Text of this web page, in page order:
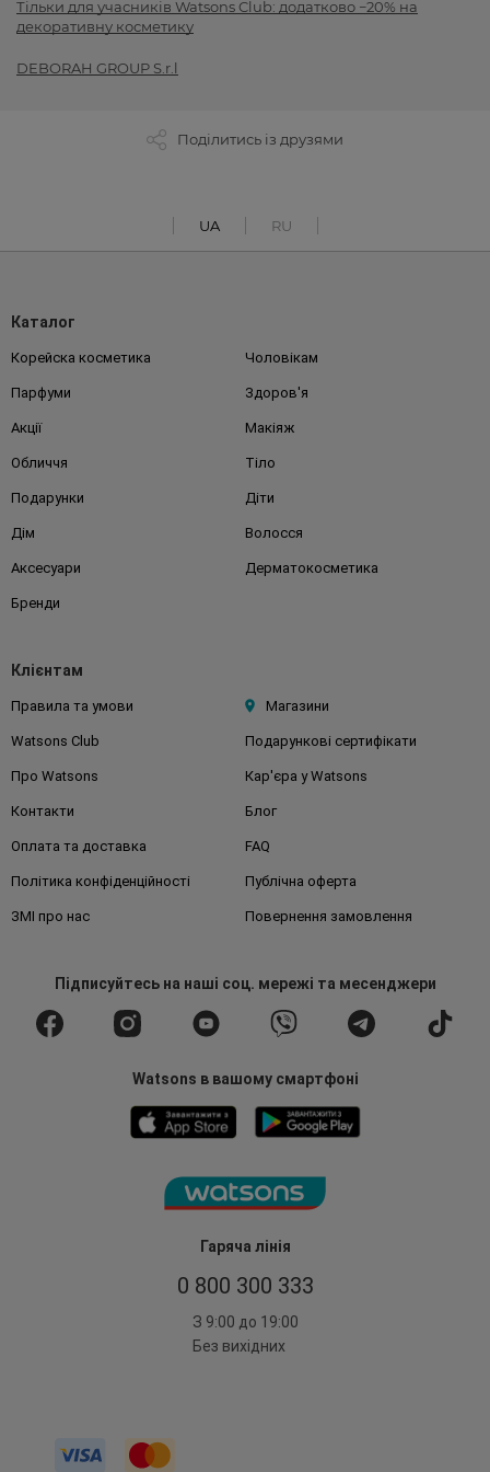
Тільки для учасників Watsons Club: додатково −20% на
декоративну косметику
DEBORAH GROUP S.r.l
Поділитись із друзями
UA RU
Гаряча лінія
0 800 300 333
З 9:00 до 19:00
Без вихідних
Каталог
Корейска косметика Чоловікам
Парфуми Здоров'я
Акції Макіяж
Обличчя Тіло
Подарунки Діти
Дім Волосся
Аксесуари Дерматокосметика
Бренди
Клієнтам
Правила та умови Магазини
Watsons Club Подарункові сертифікати
Про Watsons Кар'єра у Watsons
Контакти Блог
Оплата та доставка FAQ
Політика конфіденційності Публічна оферта
ЗМІ про нас Повернення замовлення
Підписуйтесьна наші соц. мережі та месенджери
Watsons в вашому смартфоні